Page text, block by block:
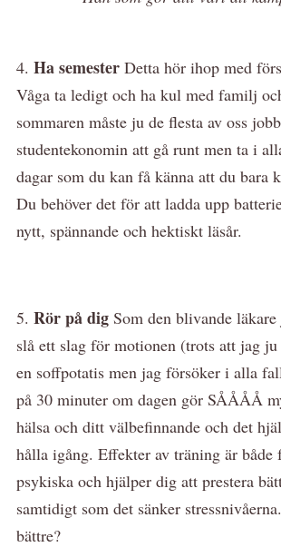
4. Ha semester Detta hör ihop med
Våga ta ledigt och ha kul med familj
sommaren måste ju de flesta av oss
studentekonomin att gå runt men ta i
dagar som du kan få känna att du bara
Du behöver det för att ladda upp
nytt, spännande och hektiskt läsår.
5. Rör på dig Som den blivande
slå ett slag för motionen (trots att jag
en soffpotatis men jag försöker i alla
på 30 minuter om dagen gör SÅÅÅÅ
hälsa och ditt välbefinnande och det
hålla igång. Effekter av träning är både
psykiska och hjälper dig att prestera
samtidigt som det sänker
bättre?